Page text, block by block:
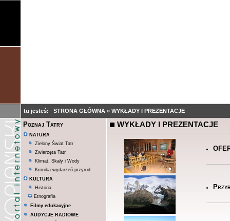
tu jesteś: STRONA GŁÓWNA » WYKŁADY I PREZENTACJE
Poznaj Tatry
NATURA
Zielony Świat Tatr
Zwierzęta Tatr
Klimat, Skały i Wody
Kronika wydarzeń przyrod.
KULTURA
Historia
Etnografia
Filmy edukacyjne
AUDYCJE RADIOWE
WYKŁADY I PREZENTACJE